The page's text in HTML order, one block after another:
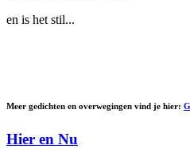
en is het stil...
Meer gedichten en overwegingen vind je hier:
Hier en Nu